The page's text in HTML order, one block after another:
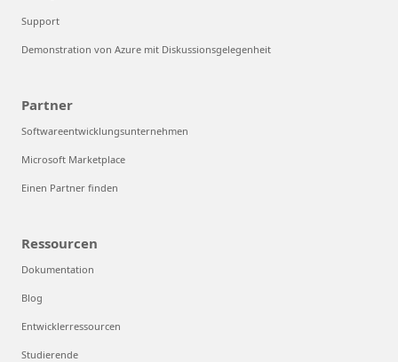
Support
Demonstration von Azure mit Diskussionsgelegenheit
Partner
Softwareentwicklungsunternehmen
Microsoft Marketplace
Einen Partner finden
Ressourcen
Dokumentation
Blog
Entwicklerressourcen
Studierende